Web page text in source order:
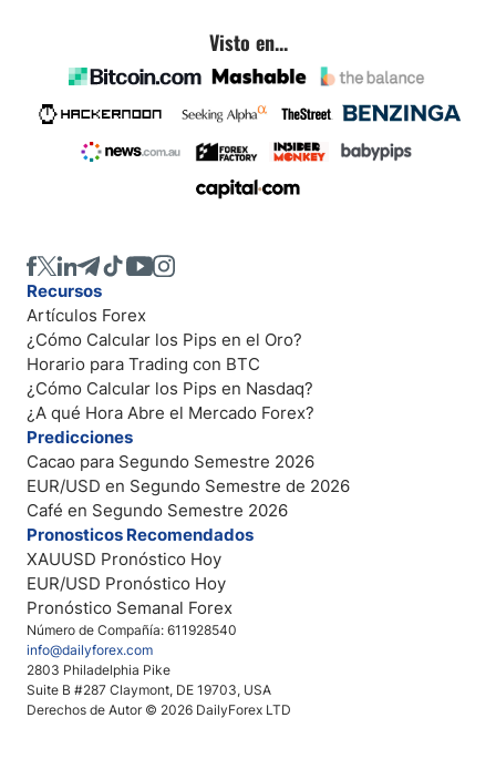
Visto en...
Número de Compañía: 611928540
info@dailyforex.com
2803 Philadelphia Pike
Suite B #287 Claymont, DE 19703, USA
Derechos de Autor © 2026 DailyForex LTD
Recursos
Artículos Forex
¿Cómo Calcular los Pips en el Oro?
Horario para Trading con BTC
¿Cómo Calcular los Pips en Nasdaq?
¿A qué Hora Abre el Mercado Forex?
Predicciones
Cacao para Segundo Semestre 2026
EUR/USD en Segundo Semestre de 2026
Café en Segundo Semestre 2026
Pronosticos Recomendados
XAUUSD Pronóstico Hoy
EUR/USD Pronóstico Hoy
Pronóstico Semanal Forex